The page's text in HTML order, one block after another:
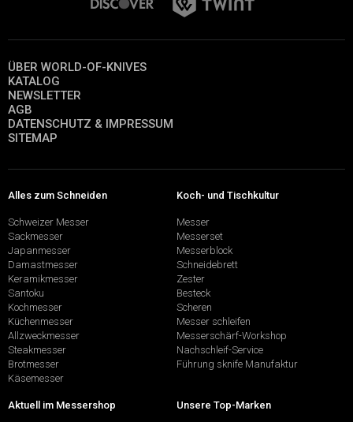
ÜBER WORLD-OF-KNIVES
KATALOG
NEWSLETTER
AGB
DATENSCHUTZ & IMPRESSUM
SITEMAP
Alles zum Schneiden
Schweizer Messer
Sackmesser
Japanmesser
Damastmesser
Keramikmesser
Santoku
Kochmesser
Küchenmesser
Allzweckmesser
Steakmesser
Brotmesser
Käsemesser
Koch- und Tischkultur
Messer
Messerset
Messerblock
Schneidebrett
Zester
Besteck
Scheren
Messer schleifen
Messerschärf-Workshop
Nachschleif-Service
Führung sknife Manufaktur
Aktuell im Messershop Unsere Top-Marken